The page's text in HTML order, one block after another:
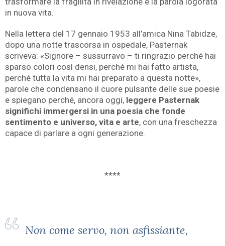
in nuova vita.
Nella lettera del 17 gennaio 1953 all’amica Nina Tabidze,
dopo una notte trascorsa in ospedale, Pasternak
scriveva: «Signore – sussurravo – ti ringrazio perché hai
sparso colori così densi, perché mi hai fatto artista,
perché tutta la vita mi hai preparato a questa notte»,
parole che condensano il cuore pulsante delle sue poesie
e spiegano perché, ancora oggi, leggere Pasternak
significhi immergersi in una poesia che fonde
sentimento e universo, vita e arte, con una freschezza
capace di parlare a ogni generazione.
****
Non come servo, non asfissiante,